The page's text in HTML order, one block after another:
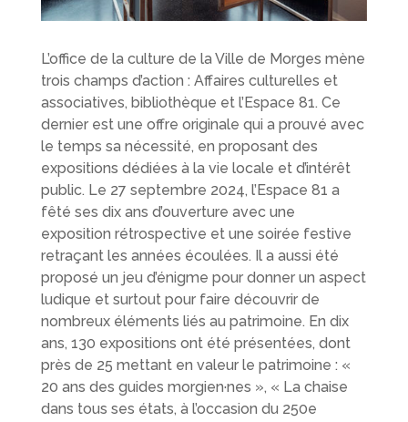
L’office de la culture de la Ville de Morges mène
trois champs d’action : Affaires culturelles et
associatives, bibliothèque et l’Espace 81. Ce
dernier est une offre originale qui a prouvé avec
le temps sa nécessité, en proposant des
expositions dédiées à la vie locale et d’intérêt
public. Le 27 septembre 2024, l’Espace 81 a
fêté ses dix ans d’ouverture avec une
exposition rétrospective et une soirée festive
retraçant les années écoulées. Il a aussi été
proposé un jeu d’énigme pour donner un aspect
ludique et surtout pour faire découvrir de
nombreux éléments liés au patrimoine. En dix
ans, 130 expositions ont été présentées, dont
près de 25 mettant en valeur le patrimoine : «
20 ans des guides morgien·nes », « La chaise
dans tous ses états, à l’occasion du 250e